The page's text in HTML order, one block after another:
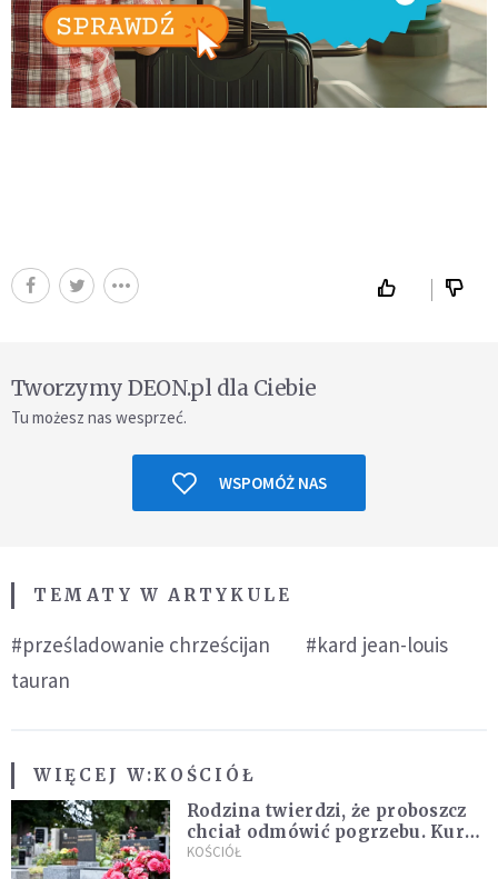
Tworzymy DEON.pl dla Ciebie
Tu możesz nas wesprzeć.
WSPOMÓŻ NAS
TEMATY W ARTYKULE
#prześladowanie chrześcijan
#kard jean-louis
tauran
WIĘCEJ W:KOŚCIÓŁ
Rodzina twierdzi, że proboszcz
chciał odmówić pogrzebu. Kuria
zapowiada wyjaśnienia
KOŚCIÓŁ